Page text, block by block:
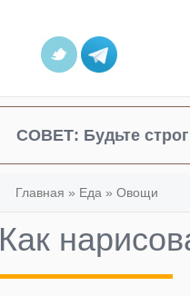
СОВЕТ: Будьте
Главная » Еда » Овощи
Как